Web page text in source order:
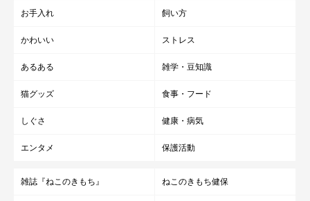
お手入れ 飼い方
かわいい ストレス
あるある 雑学・豆知識
猫グッズ 食事・フード
しぐさ 健康・病気
エンタメ 保護活動
雑誌『ねこのきもち』 ねこのきもち健保